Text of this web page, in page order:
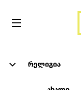
რელიგია